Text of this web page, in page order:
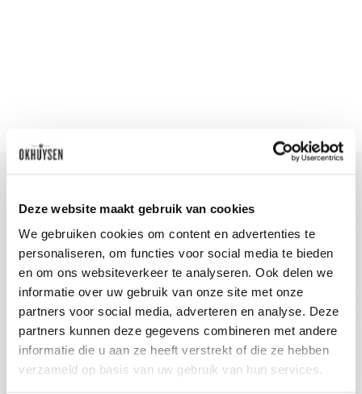
Deze website maakt gebruik van cookies
We gebruiken cookies om content en advertenties te
personaliseren, om functies voor social media te bieden
en om ons websiteverkeer te analyseren. Ook delen we
informatie over uw gebruik van onze site met onze
partners voor social media, adverteren en analyse. Deze
partners kunnen deze gegevens combineren met andere
informatie die u aan ze heeft verstrekt of die ze hebben
verzameld op basis van uw gebruik van hun services.
Blijf op de hoogte
Ontvang het laatste wijnnieuws, proeverijen en
evenementen
E-mailadres
Aanmelden